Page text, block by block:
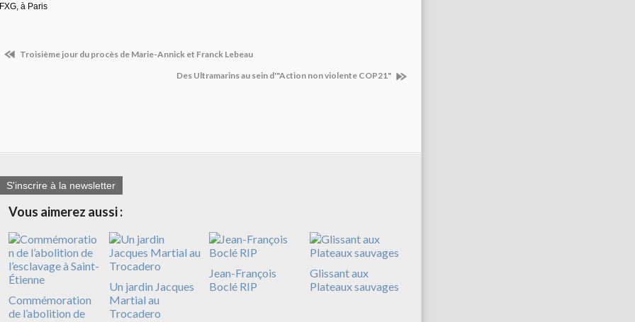
FXG, à Paris
Troisième jour du procès de Marie-Annick et Franck Lebeau
Des Ultramarins au sein d'"Action non violente COP21"
S'inscrire à la newsletter
Vous aimerez aussi :
Commémoration
de l’abolition de
Un jardin Jacques
Martial au
Trocadero
Jean-François
Boclé RIP
Glissant aux
Plateaux sauvages